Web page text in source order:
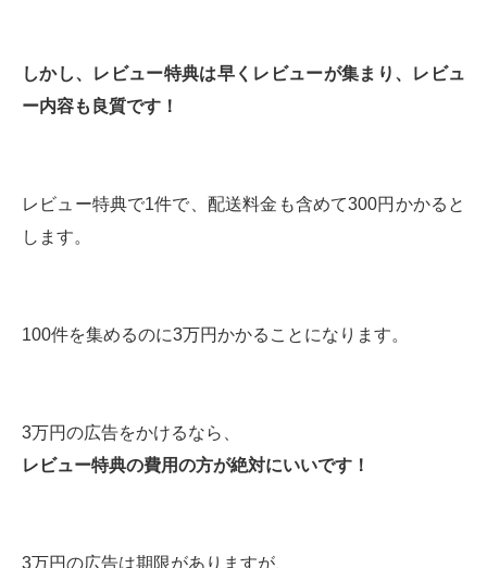
しかし、レビュー特典は早くレビューが集まり、レビュ
ー内容も良質です！
レビュー特典で1件で、配送料金も含めて300円かかると
します。
100件を集めるのに3万円かかることになります。
3万円の広告をかけるなら、
レビュー特典の費用の方が絶対にいいです！
3万円の広告は期限がありますが、